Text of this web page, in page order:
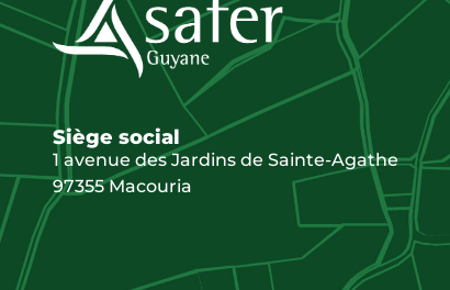
Siège social
1 avenue des Jardins de Sainte-Agathe
97355 Macouria